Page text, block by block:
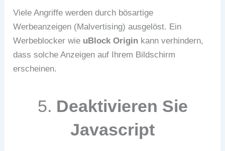
Viele Angriffe werden durch bösartige
Werbeanzeigen (Malvertising) ausgelöst. Ein
Werbeblocker wie uBlock Origin kann verhindern,
dass solche Anzeigen auf Ihrem Bildschirm
erscheinen.
5. Deaktivieren Sie
Javascript